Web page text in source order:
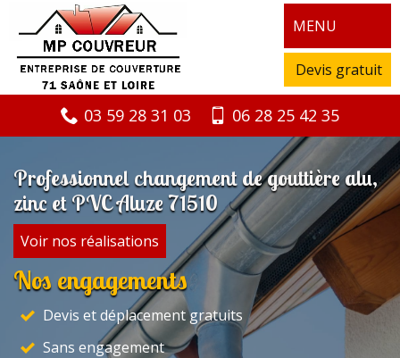
MENU
Devis gratuit
03 59 28 31 03 06 28 25 42 35
Professionnel changement de gouttière alu,
zinc et PVC Aluze 71510
Voir nos réalisations
Nos engagements
Devis et déplacement gratuits
Sans engagement